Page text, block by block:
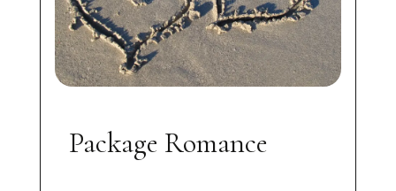
Package Romance